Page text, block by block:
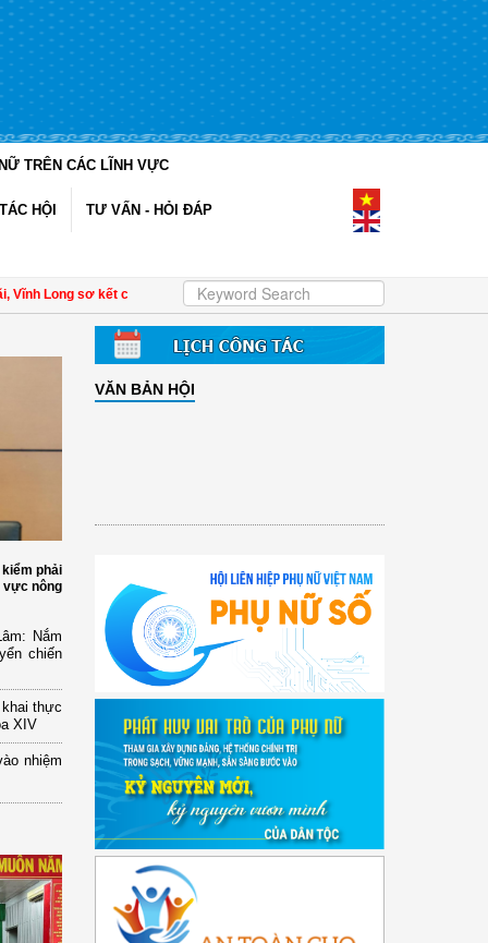
TRÊN CÁC LĨNH VỰC
HỘI TƯ VẤN - HỎI ĐÁP
sơ kết công tác Hội và phong trào phụ nữ 6 tháng đầu năm 2026
phải
vực nông
Nắm
chiến
thực
XIV
nhiệm
VĂN BẢN HỘI